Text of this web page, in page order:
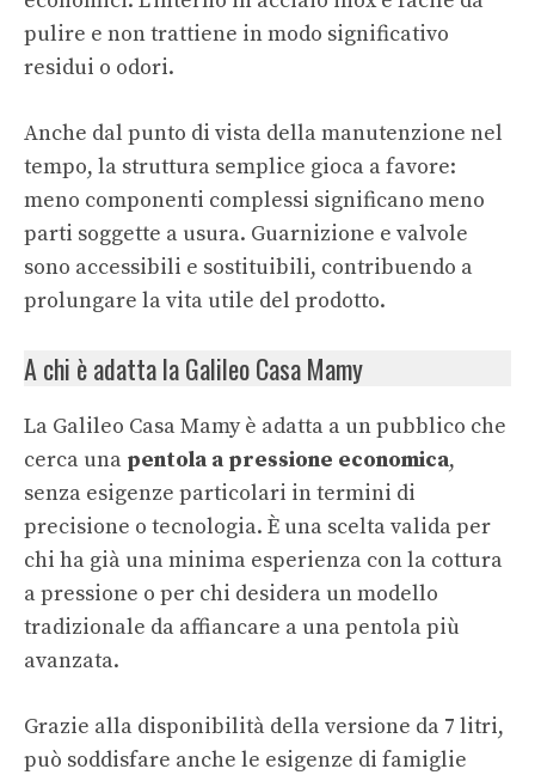
pulire e non trattiene in modo significativo
residui o odori.
Anche dal punto di vista della manutenzione nel
tempo, la struttura semplice gioca a favore:
meno componenti complessi significano meno
parti soggette a usura. Guarnizione e valvole
sono accessibili e sostituibili, contribuendo a
prolungare la vita utile del prodotto.
A chi è adatta la Galileo Casa Mamy
La Galileo Casa Mamy è adatta a un pubblico che
cerca una pentola a pressione economica,
senza esigenze particolari in termini di
precisione o tecnologia. È una scelta valida per
chi ha già una minima esperienza con la cottura
a pressione o per chi desidera un modello
tradizionale da affiancare a una pentola più
avanzata.
Grazie alla disponibilità della versione da 7 litri,
può soddisfare anche le esigenze di famiglie